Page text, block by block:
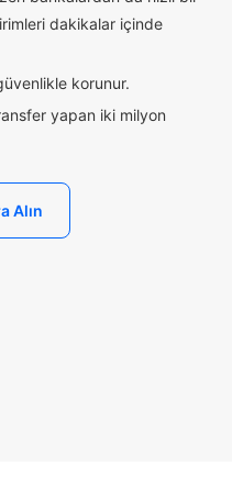
dakikalar içinde
korunur.
yapan iki milyon
Alın